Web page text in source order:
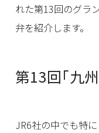
れた第13回のグラ
弁を紹介します。
第13回「九
JR6社の中でも特